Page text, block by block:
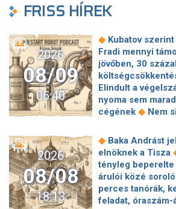
FRISS HÍREK
2026
08/09
06:40
◆ Kubatov
Fradi mennyi
jövőben, 30
Elindult a
nyoma sem
cégének ◆ Nem
tojással dobálták
miniszterelnököt
Szépségipar és
milyen erős
sebészet
Montenegróban ◆
2026
08/08
18:13
◆ Baka Andrást
elnöknek a Tisza
tényleg
árulói közé
perces tanórák,
feladat,